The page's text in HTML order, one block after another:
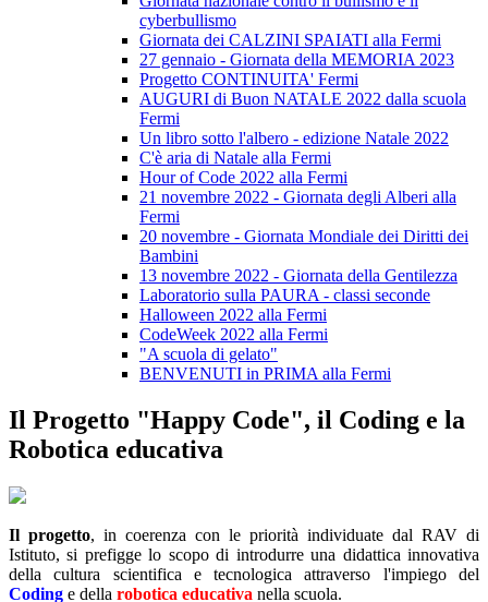
cyberbullismo
Giornata dei CALZINI SPAIATI alla Fermi
27 gennaio - Giornata della MEMORIA 2023
Progetto CONTINUITA' Fermi
AUGURI di Buon NATALE 2022 dalla scuola
Fermi
Un libro sotto l'albero - edizione Natale 2022
C'è aria di Natale alla Fermi
Hour of Code 2022 alla Fermi
21 novembre 2022 - Giornata degli Alberi alla
Fermi
20 novembre - Giornata Mondiale dei Diritti dei
Bambini
13 novembre 2022 - Giornata della Gentilezza
Laboratorio sulla PAURA - classi seconde
Halloween 2022 alla Fermi
CodeWeek 2022 alla Fermi
"A scuola di gelato"
BENVENUTI in PRIMA alla Fermi
Il Progetto "Happy Code", il Coding e la
Robotica educativa
Il progetto, in coerenza con le priorità individuate dal RAV di
Istituto, si prefigge lo scopo di introdurre una didattica innovativa
della cultura scientifica e tecnologica attraverso l'impiego del
Coding e della robotica educativa nella scuola.